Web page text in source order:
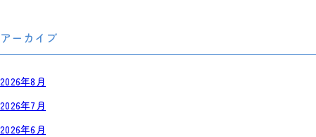
アーカイブ
2026年8月
2026年7月
2026年6月